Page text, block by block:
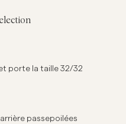
to Selection
porte la taille 32/32
passepoilées